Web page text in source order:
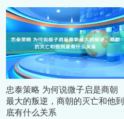
忠泰策略 为何说微子启是商朝
最大的叛逆，商朝的灭亡和他到
底有什么关系